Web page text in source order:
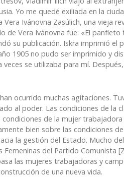
Yo me quedé exiliada en la
Ivánovna Zasúlich, una vieja
de Vera Ivánovna fue: «El panfleto
su publicación. Iskra imprimió el
1905 no pudo ser imprimido y
se utilizaba para mí.
ocurrido muchas agitaciones.
al poder. Las condiciones de la
de la mujer trabajadora
bien sobre las condiciones
la gestión del Estado. Mucho
del Partido Comunista
las mujeres trabajadoras y
de una nueva vida.